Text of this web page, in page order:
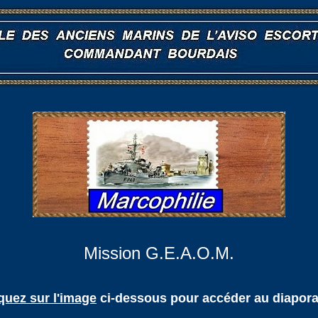
Mission G.E.A.O.M.
sur l'image ci-dessous pour accéder au